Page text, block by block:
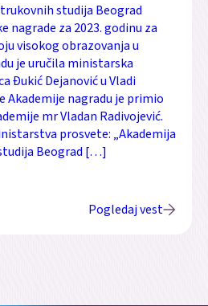
studija Beograd
nagrade za 2023. godinu za
visokog obrazovanja u
je uručila ministarska
Đukić Dejanović u Vladi
Akademije nagradu je primio
mr Vladan Radivojević.
prosvete: „Akademija
Beograd […]
Pogledaj vest